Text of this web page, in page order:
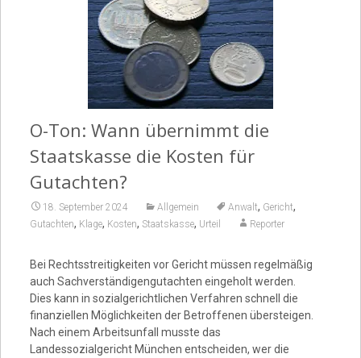
O-Ton: Wann übernimmt die
Staatskasse die Kosten für
Gutachten?
18. September 2024 Allgemein Anwalt, Gericht,
Gutachten, Klage, Kosten, Staatskasse, Urteil Reporter
Bei Rechtsstreitigkeiten vor Gericht müssen regelmäßig
auch Sachverständigengutachten eingeholt werden.
Dies kann in sozialgerichtlichen Verfahren schnell die
finanziellen Möglichkeiten der Betroffenen übersteigen.
Nach einem Arbeitsunfall musste das
Landessozialgericht München entscheiden, wer die